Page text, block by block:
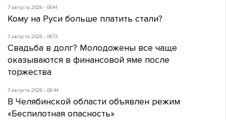
7 августа 2026 - 09:41
Кому на Руси больше платить стали?
7 августа 2026 - 09:13
Свадьба в долг? Молодожены все чаще
оказываются в финансовой яме после
торжества
7 августа 2026 - 08:44
В Челябинской области объявлен режим
«Беспилотная опасность»